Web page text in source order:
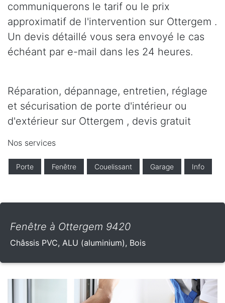
communiquerons le tarif ou le prix
approximatif de l'intervention sur Ottergem .
Un devis détaillé vous sera envoyé le cas
échéant par e-mail dans les 24 heures.
Réparation, dépannage, entretien, réglage
et sécurisation de porte d'intérieur ou
d'extérieur sur Ottergem , devis gratuit
Nos services
Porte Fenêtre Couelissant Garage Info
Fenêtre à Ottergem 9420
Châssis PVC, ALU (aluminium), Bois